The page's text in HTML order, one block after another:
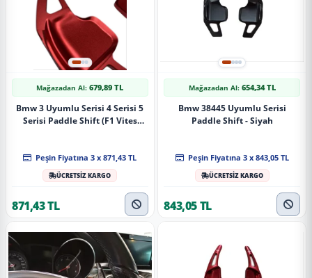
Mağazadan Al:679,89 TL
Bmw 3 Uyumlu Serisi 4 Serisi 5
Serisi Paddle Shift (F1 Vites
Peşin Fiyatına 3 x 871,43 TL
ÜCRETSİZ KARGO
871,43 TL
Mağazadan Al: 654,34 TL
Bmw 38445 Uyumlu Serisi
Paddle Shift - Siyah
Peşin Fiyatına 3 x 843,05 TL
ÜCRETSİZ KARGO
843,05 TL